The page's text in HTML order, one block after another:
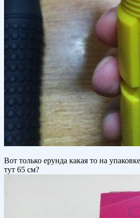
Вот только ерунда какая то на
тут 65 см?